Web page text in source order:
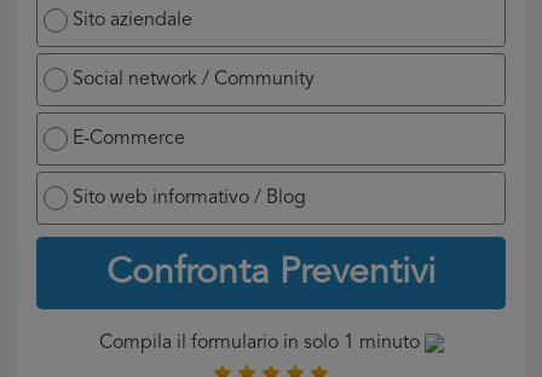
Sito aziendale
Social network / Community
E-Commerce
Sito web informativo / Blog
Confronta Preventivi
Compila il formulario in solo 1 minuto